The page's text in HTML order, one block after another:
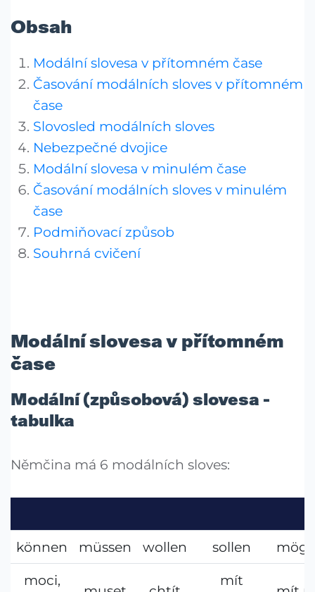
Obsah
Modální slovesa v přítomném čase
Časování modálních sloves v přítomném
čase
Slovosled modálních sloves
Nebezpečné dvojice
Modální slovesa v minulém čase
Časování modálních sloves v minulém
čase
Podmiňovací způsob
Souhrná cvičení
Modální slovesa v přítomném
čase
Modální (způsobová) slovesa -
tabulka
Němčina má 6 modálních sloves:
können müssen wollen sollen
moci,
mít